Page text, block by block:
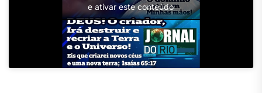
e ativar este conteúdo